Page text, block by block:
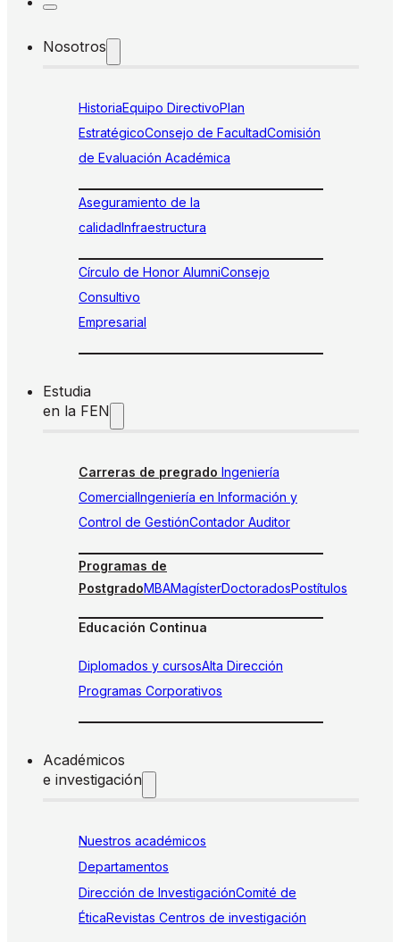
Nosotros
HistoriaEquipo DirectivoPlan
EstratégicoConsejo de FacultadComisión
de Evaluación Académica
Aseguramiento de la
calidadInfraestructura
Círculo de Honor AlumniConsejo
Consultivo
Empresarial
Estudia
en la FEN
Carreras de pregrado Ingeniería
ComercialIngeniería en Información y
Control de GestiónContador Auditor
Programas de
PostgradoMBAMagísterDoctoradosPostítulos
Educación Continua
Diplomados y cursosAlta Dirección
Programas Corporativos
Académicos
e investigación
Nuestros académicos
Departamentos
Dirección de InvestigaciónComité de
ÉticaRevistas Centros de investigación